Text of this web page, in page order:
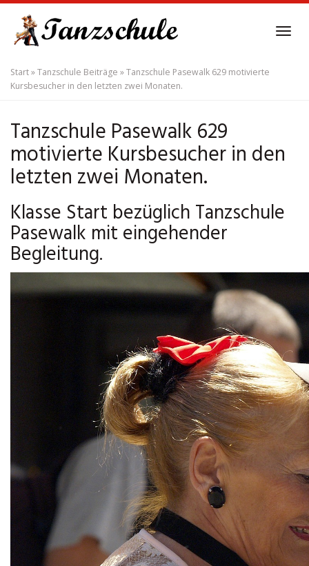
main
content
Start»Tanzschule Beiträge »Tanzschule Pasewalk 629 motivierte
Kursbesucher in den letzten zwei Monaten.
Tanzschule Pasewalk 629
motivierte Kursbesucher in den
letzten zwei Monaten.
Klasse Start bezüglich Tanzschule
Pasewalk mit eingehender
Begleitung.